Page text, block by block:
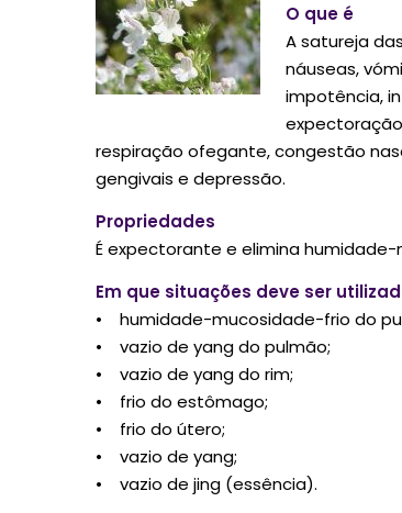
O que é
A satureja
náuseas,
impotência,
respiração ofegante, congestão
gengivais e depressão.
Propriedades
É expectorante e elimina humidade-
Em que situações deve ser
• humidade-mucosidade-frio do
• vazio de yang do pulmão;
• vazio de yang do rim;
• frio do estômago;
• frio do útero;
• vazio de yang;
• vazio de jing (essência).